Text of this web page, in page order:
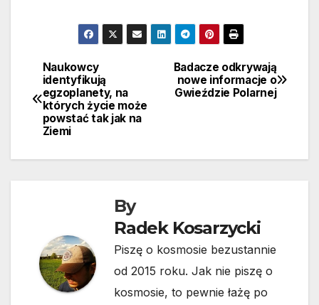
Nawigacja
wpisu
Badacze odkrywają
nowe informacje o
Gwieździe Polarnej
Naukowcy
identyfikują
egzoplanety, na
których życie może
powstać tak jak na
Ziemi
By
Radek Kosarzycki
Piszę o kosmosie bezustannie
od 2015 roku. Jak nie piszę o
kosmosie, to pewnie łażę po